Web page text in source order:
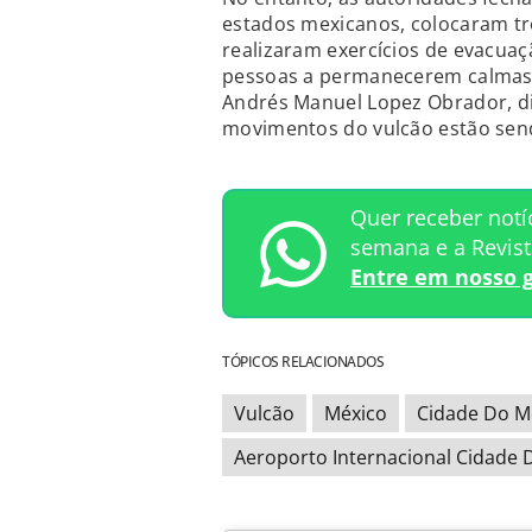
estados mexicanos, colocaram
realizaram exercícios de
pessoas a permanecerem
Andrés Manuel Lopez Obrador,
movimentos do vulcão estão
Quer receber
semana e a
Entre em nosso
TÓPICOS RELACIONADOS
Vulcão México
Cidade Do
Aeroporto Internacional Cidade